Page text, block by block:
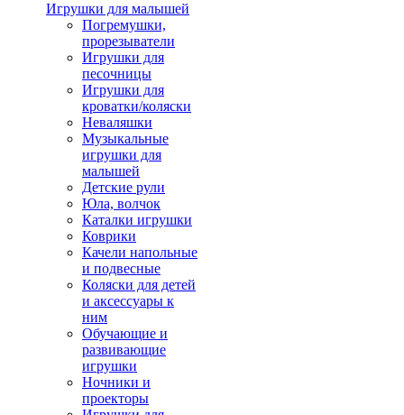
Игрушки для малышей
Погремушки,
прорезыватели
Игрушки для
песочницы
Игрушки для
кроватки/коляски
Неваляшки
Музыкальные
игрушки для
малышей
Детские рули
Юла, волчок
Каталки игрушки
Коврики
Качели напольные
и подвесные
Коляски для детей
и аксессуары к
ним
Обучающие и
развивающие
игрушки
Ночники и
проекторы